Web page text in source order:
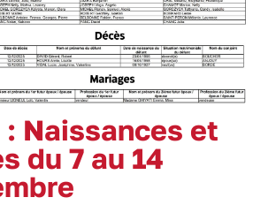
Naissances et
du 7 au 14